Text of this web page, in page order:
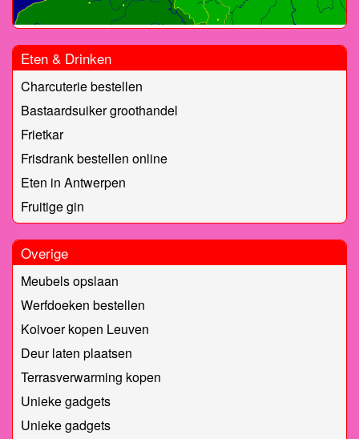
Eten & Drinken
Charcuterie bestellen
Bastaardsuiker groothandel
Frietkar
Frisdrank bestellen online
Eten in Antwerpen
Fruitige gin
Overige
Meubels opslaan
Werfdoeken bestellen
Koivoer kopen Leuven
Deur laten plaatsen
Terrasverwarming kopen
Unieke gadgets
Unieke gadgets